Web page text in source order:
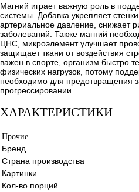
Магний играет важную роль в
системы. Добавка укрепляет
артериальное давление, снижает
заболеваний. Также магний
ЦНС, микроэлемент улучшает
защищает ткани от воздействия
важен в спорте, организм быстро
физических нагрузок, потому
необходимо для предотвращения
прогрессировании.
ХАРАКТЕРИСТИКИ
Прочие
Бренд
Страна производства
Картинки
Кол-во порций